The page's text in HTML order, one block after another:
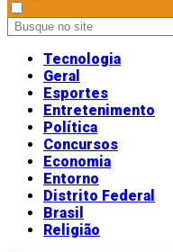
Tecnologia
Geral
Esportes
Entretenimento
Política
Concursos
Economia
Entorno
Distrito Federal
Brasil
Religião